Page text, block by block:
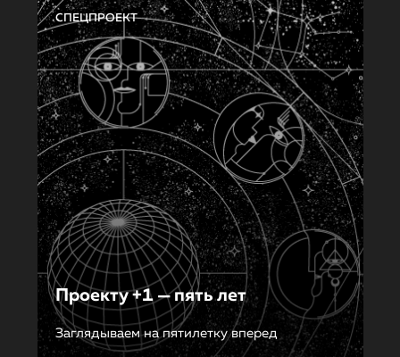
СПЕЦПРОЕКТ
Проекту +1 — пять лет
Заглядываем на пятилетку вперед